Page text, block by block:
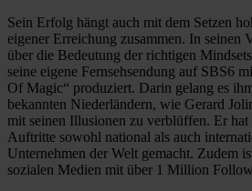
Sein Erfolg hängt auch mit dem Setzen
eigener Erreichung zusammen. In seinen
über die Bedeutung der richtigen
seine eigene Fernsehsendung auf SBS6
Of Magic“ produziert. Darin gelang es
bekannten Niederländern, wie Gerard
mit seinen Illusionen zu verblüffen. Er
Auftritte sowohl national als auch
Unternehmen der Welt gemacht. Zudem
sozialen Medien mit über 1 Million